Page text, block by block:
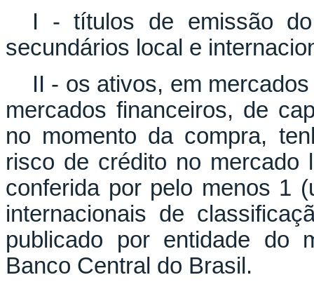
I - títulos de emissão do
secundários local e
II - os ativos, em
mercados financeiros, de
no momento da compra,
risco de crédito no mercado
conferida por pelo menos 1
internacionais de
publicado por entidade do
Banco Central do Brasil.